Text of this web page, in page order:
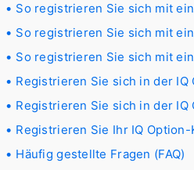
So registrieren Sie sich mit
So registrieren Sie sich mit
So registrieren Sie sich mit
Registrieren Sie sich in der IQ
Registrieren Sie sich in der
Registrieren Sie Ihr IQ
Häufig gestellte Fragen (FAQ)